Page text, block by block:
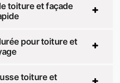
toiture et façade
pour toiture et
toiture et